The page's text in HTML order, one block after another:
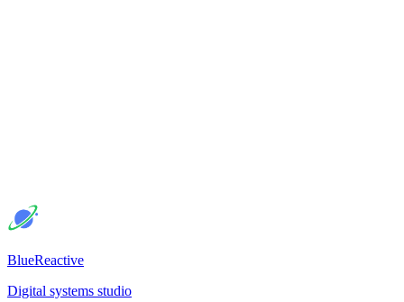
BlueReactive
Digital systems studio